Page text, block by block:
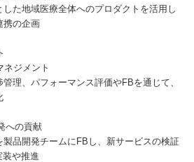
した地域医療全体へのプロダクトを活用し
携の企画
ネジメント
理、パフォーマンス評価やFBを通じて、
への貢献
製品開発チームにFBし、新サービスの検証
装や推進